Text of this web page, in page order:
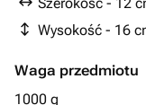
вафлями
Wysokość - 16
Waga przedmiotu
1000 g